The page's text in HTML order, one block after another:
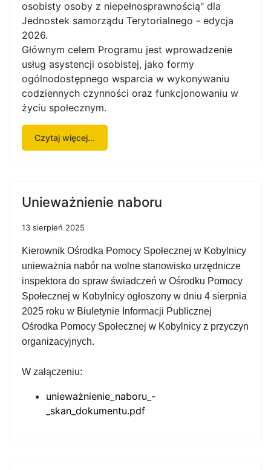
osobisty osoby z niepełnosprawnością" dla
Jednostek samorządu Terytorialnego - edycja
2026.
Głównym celem Programu jest wprowadzenie
usług asystencji osobistej, jako formy
ogólnodostępnego wsparcia w wykonywaniu
codziennych czynności oraz funkcjonowaniu w
życiu społecznym.
Czytaj więcej...
Unieważnienie naboru
13 sierpień 2025
Kierownik Ośrodka Pomocy Społecznej w Kobylnicy
unieważnia nabór na wolne stanowisko urzędnicze
inspektora do spraw świadczeń w Ośrodku Pomocy
Społecznej w Kobylnicy ogłoszony w dniu 4 sierpnia
2025 roku w Biuletynie Informacji Publicznej
Ośrodka Pomocy Społecznej w Kobylnicy z przyczyn
organizacyjnych.
W załączeniu:
unieważnienie_naboru_-
_skan_dokumentu.pdf